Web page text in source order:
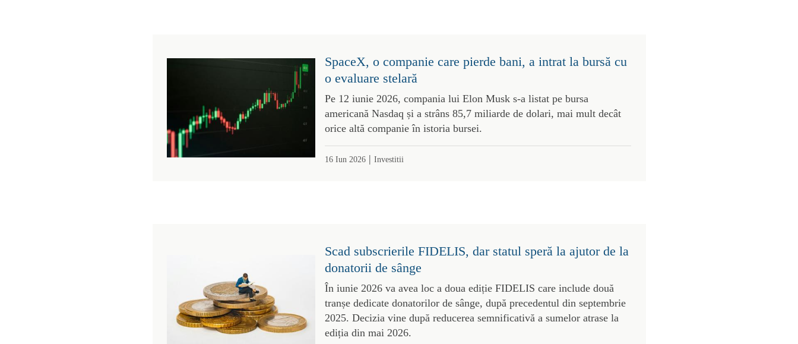
SpaceX, o companie care pierde bani, a intrat la bursă cu
o evaluare stelară
Pe 12 iunie 2026, compania lui Elon Musk s-a listat pe bursa
americană Nasdaq și a strâns 85,7 miliarde de dolari, mai mult decât
orice altă companie în istoria bursei.
16 Iun 2026| Investitii
Scad subscrierile FIDELIS, dar statul speră la ajutor de la
donatorii de sânge
În iunie 2026 va avea loc a doua ediție FIDELIS care include două
tranșe dedicate donatorilor de sânge, după precedentul din septembrie
2025. Decizia vine după reducerea semnificativă a sumelor atrase la
ediția din mai 2026.